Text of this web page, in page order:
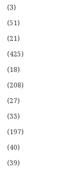
(3)
(51)
(21)
(425)
(18)
(208)
(27)
(33)
(197)
(40)
(39)